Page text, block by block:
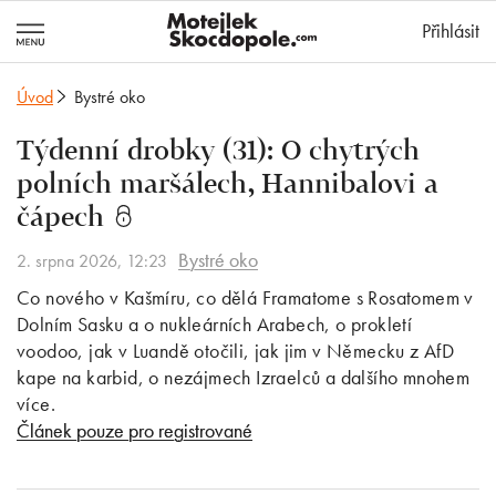
Přihlásit
Úvod Bystré oko
Týdenní drobky (31): O chytrých
polních maršálech, Hannibalovi a
čápech
2. srpna 2026, 12:23 Bystré oko
Co nového v Kašmíru, co dělá Framatome s Rosatomem v
Dolním Sasku a o nukleárních Arabech, o prokletí
voodoo, jak v Luandě otočili, jak jim v Německu z AfD
kape na karbid, o nezájmech Izraelců a dalšího mnohem
více.
Článek pouze pro registrované